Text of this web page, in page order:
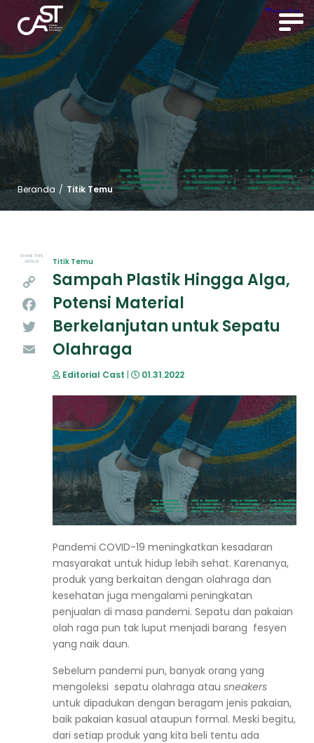
Beranda / Titik Temu
SHARE THIS
ARTICLE
Titik Temu
Sampah Plastik Hingga Alga,
Potensi Material
Berkelanjutan untuk Sepatu
Olahraga
Editorial Cast | 01.31.2022
Pandemi COVID-19 meningkatkan kesadaran
masyarakat untuk hidup lebih sehat. Karenanya,
produk yang berkaitan dengan olahraga dan
kesehatan juga mengalami peningkatan
penjualan di masa pandemi. Sepatu dan pakaian
olah raga pun tak luput menjadi barang fesyen
yang naik daun.
Sebelum pandemi pun, banyak orang yang
mengoleksi sepatu olahraga atau sneakers
untuk dipadukan dengan beragam jenis pakaian,
baik pakaian kasual ataupun formal. Meski begitu,
dari setiap produk yang kita beli tentu ada